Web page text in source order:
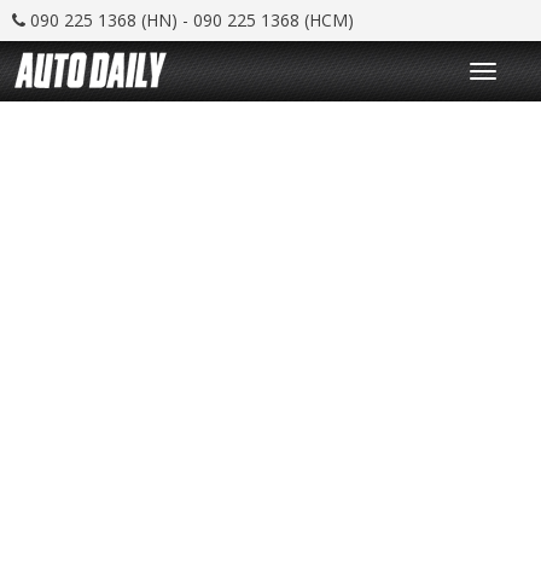
090 225 1368 (HN) - 090 225 1368 (HCM)
T
o
g